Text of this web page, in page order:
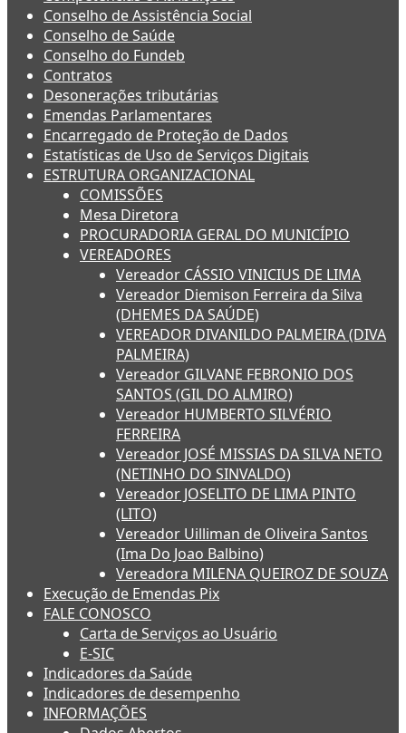
Conselho de Assistência Social
Conselho de Saúde
Conselho do Fundeb
Contratos
Desonerações tributárias
Emendas Parlamentares
Encarregado de Proteção de Dados
Estatísticas de Uso de Serviços Digitais
ESTRUTURA ORGANIZACIONAL
COMISSÕES
Mesa Diretora
PROCURADORIA GERAL DO MUNICÍPIO
VEREADORES
Vereador CÁSSIO VINICIUS DE LIMA
Vereador Diemison Ferreira da Silva
(DHEMES DA SAÚDE)
VEREADOR DIVANILDO PALMEIRA (DIVA
PALMEIRA)
Vereador GILVANE FEBRONIO DOS
SANTOS (GIL DO ALMIRO)
Vereador HUMBERTO SILVÉRIO
FERREIRA
Vereador JOSÉ MISSIAS DA SILVA NETO
(NETINHO DO SINVALDO)
Vereador JOSELITO DE LIMA PINTO
(LITO)
Vereador Uilliman de Oliveira Santos
(Ima Do Joao Balbino)
Vereadora MILENA QUEIROZ DE SOUZA
Execução de Emendas Pix
FALE CONOSCO
Carta de Serviços ao Usuário
E-SIC
Indicadores da Saúde
Indicadores de desempenho
INFORMAÇÕES